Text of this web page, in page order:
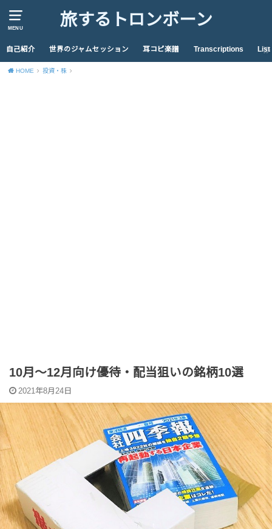
MENU 旅するトロンボーン
自己紹介 世界のジャムセッション 耳コピ楽譜 Transcriptions List
HOME 投資・株
10月～12月向け優待・配当狙いの銘柄10選
2021年8月24日